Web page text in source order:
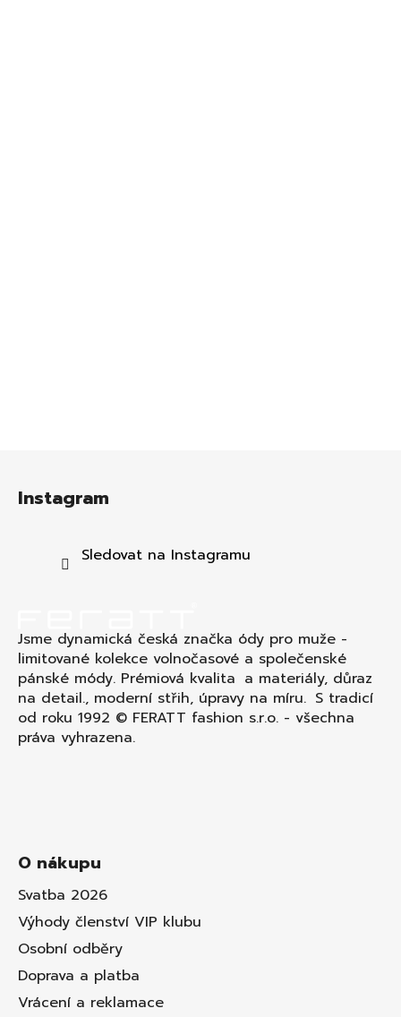
Instagram
Sledovat na Instagramu
Jsme dynamická česká značka ódy pro muže -
limitované kolekce volnočasové a společenské
pánské módy. Prémiová kvalita a materiály, důraz
na detail., moderní střih, úpravy na míru. S tradicí
od roku 1992 © FERATT fashion s.r.o. - všechna
práva vyhrazena.
O nákupu
Svatba 2026
Výhody členství VIP klubu
Osobní odběry
Doprava a platba
Vrácení a reklamace